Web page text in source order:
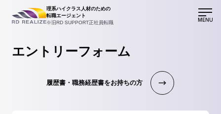
理系ハイクラス人材のための
転職エージェント
※旧RD SUPPORT正社員転職
MENU
エントリーフォーム
履歴書・職務経歴書をお持ちの方